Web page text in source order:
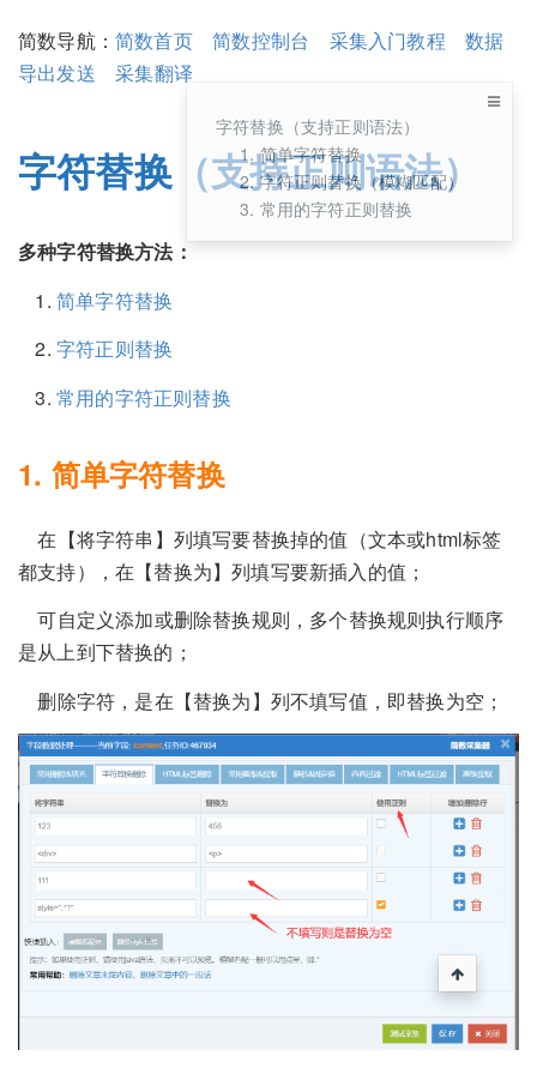
字符替换（支持正则语法）
1. 简单字符替换
2. 字符正则替换（模糊匹配）
3. 常用的字符正则替换
简数导航： 简数首页 简数控制台 采集入门教程
数据
导出发送
采集翻译
字符替换（支持正则语法）
多种字符替换方法：
简单字符替换
字符正则替换
常用的字符正则替换
1. 简单字符替换
在【将字符串】列填写要替换掉的值（文本或html标签
都支持），在【替换为】列填写要新插入的值；
可自定义添加或删除替换规则，多个替换规则执行顺序
是从上到下替换的；
删除字符，是在【替换为】列不填写值，即替换为空；